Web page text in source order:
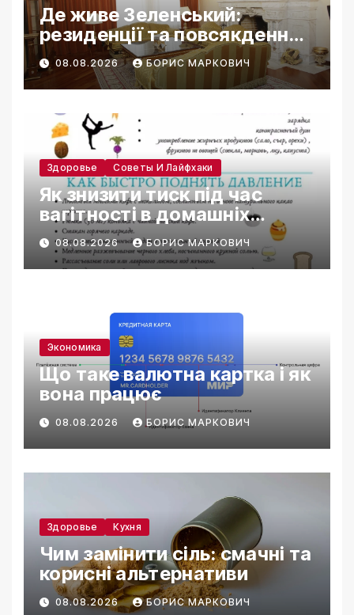
Де живе Зеленський:
резиденції та повсякденне
життя
08.08.2026 БОРИС МАРКОВИЧ
Здоровье Советы И Лайфхаки
Як знизити тиск під час
вагітності в домашніх
умовах
08.08.2026 БОРИС МАРКОВИЧ
Экономика
Що таке валютна картка і як
вона працює
08.08.2026 БОРИС МАРКОВИЧ
Здоровье Кухня
Чим замінити сіль: смачні та
корисні альтернативи
08.08.2026 БОРИС МАРКОВИЧ